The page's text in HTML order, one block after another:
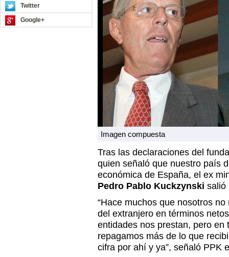
Twitter
Google+
Imagen compuesta
Tras las declaraciones del
quien señaló que nuestro país
económica de España, el ex
Pedro Pablo Kuckzynski salió
“Hace muchos que nosotros
del extranjero en términos
entidades nos prestan, pero
repagamos más de lo que
cifra por ahí y ya”, señaló PPK